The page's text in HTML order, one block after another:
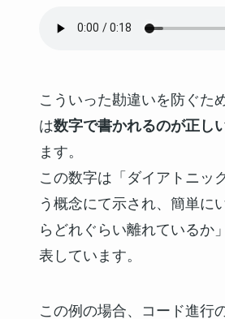
こういった勘違いを防ぐた
は数字で書かれるのが正し
ます。
この数字は「ダイアトニッ
う概念にて示され、簡単に
らどれぐらい離れているか
表しています。
この例の場合、コード進行